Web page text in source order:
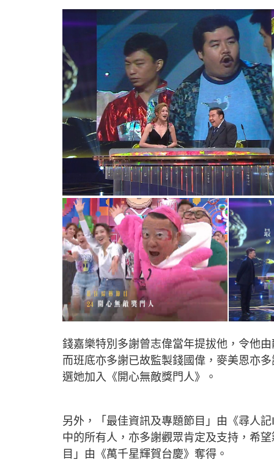
錢嘉樂特別多謝曾志偉當年提拔他，令他
而班底亦多謝已故監製錢國偉，麥美恩亦
選她加入《開心無敵獎門人》。
另外，「最佳資訊及專題節目」由《尋人
中的所有人，亦多謝觀眾肯定及支持，希
目」由《萬千星輝賀台慶》奪得。